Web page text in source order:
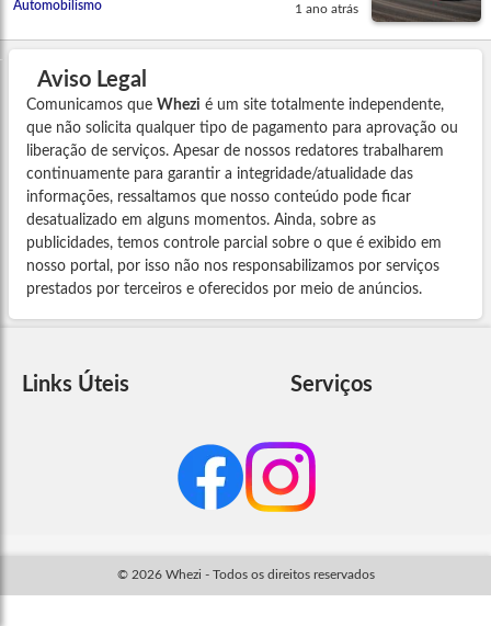
Automobilismo 1 ano atrás
Aviso Legal
Comunicamos que Whezi é um site totalmente independente,
que não solicita qualquer tipo de pagamento para aprovação ou
liberação de serviços. Apesar de nossos redatores trabalharem
continuamente para garantir a integridade/atualidade das
informações, ressaltamos que nosso conteúdo pode ficar
desatualizado em alguns momentos. Ainda, sobre as
publicidades, temos controle parcial sobre o que é exibido em
nosso portal, por isso não nos responsabilizamos por serviços
prestados por terceiros e oferecidos por meio de anúncios.
Links Úteis Serviços
© 2026 Whezi - Todos os direitos reservados